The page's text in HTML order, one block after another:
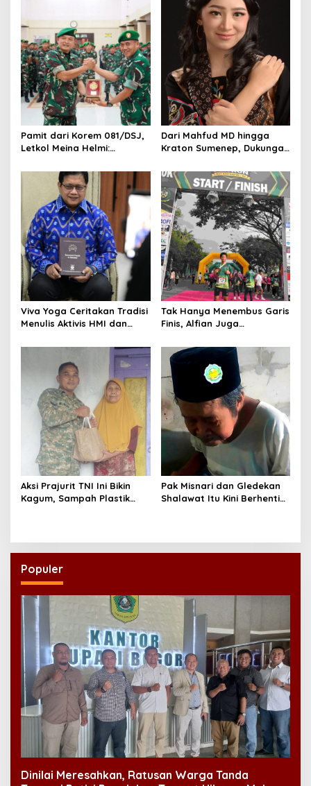
i
g
a
t
i
o
n
Pamit dari Korem 081/DSJ,
Letkol Meina Helmi:
Kunci Keberhasilan Tugas
Dari Mahfud MD hingga
Kraton Sumenep, Dukungan
Indonesia’s Girl 2026 Asal
Jawa Timur
Viva Yoga Ceritakan Tradisi
Menulis Aktivis HMI dan
Tak Hanya Menembus Garis
Finis, Alfian Juga
Aksi Prajurit TNI Ini Bikin
Kagum, Sampah Plastik
Pak Misnari dan Gledekan
Shalawat Itu Kini Berhenti
Populer
Dinilai Meresahkan, Ratusan Warga Tanda